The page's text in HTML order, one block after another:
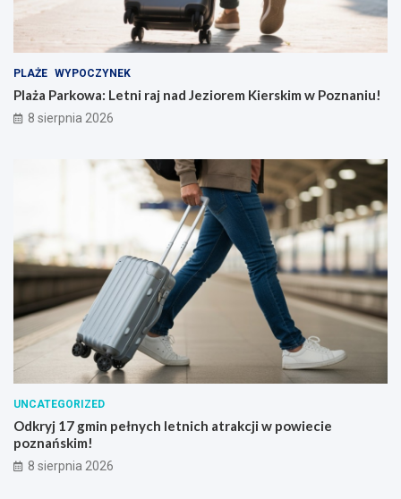
PLAŻE WYPOCZYNEK
Plaża Parkowa: Letni raj nad Jeziorem Kierskim w Poznaniu!
8 sierpnia 2026
UNCATEGORIZED
Odkryj 17 gmin pełnych letnich atrakcji w powiecie
poznańskim!
8 sierpnia 2026